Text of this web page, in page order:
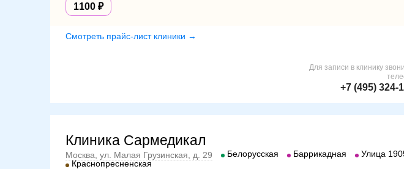
1100
Смотреть прайс-лист клиники →
Для записи в клинику
+7 (495) 324-
Клиника Сармедикал
Москва, ул. Малая Грузинская, д. 29 Белорусская Баррикадная
Улица
Краснопресненская